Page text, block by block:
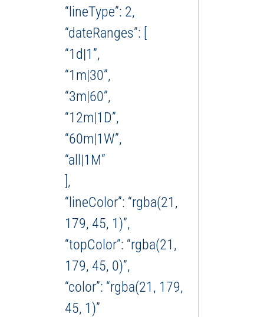
“lineType”: 2,
“dateRanges”: [
“1d|1”,
“1m|30”,
“3m|60”,
“12m|1D”,
“60m|1W”,
“all|1M”
],
“lineColor”: “rgba(21,
179, 45, 1)”,
“topColor”: “rgba(21,
179, 45, 0)”,
“color”: “rgba(21, 179,
45, 1)”